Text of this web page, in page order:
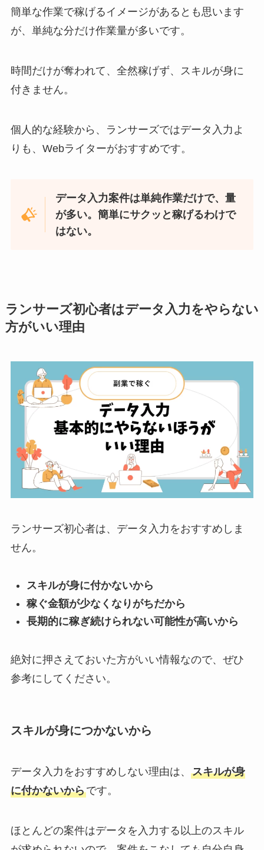
簡単な作業で稼げるイメージがあるとも思います
が、単純な分だけ作業量が多いです。
時間だけが奪われて、全然稼げず、スキルが身に
付きません。
個人的な経験から、ランサーズではデータ入力よ
りも、Webライターがおすすめです。
データ入力案件は単純作業だけで、量
が多い。簡単にサクッと稼げるわけで
はない。
ランサーズ初心者はデータ入力をやらない
方がいい理由
ランサーズ初心者は、データ入力をおすすめしま
せん。
スキルが身に付かないから
稼ぐ金額が少なくなりがちだから
長期的に稼ぎ続けられない可能性が高いから
絶対に押さえておいた方がいい情報なので、ぜひ
参考にしてください。
スキルが身につかないから
データ入力をおすすめしない理由は、 スキルが身
に付かないからです。
ほとんどの案件はデータを入力する以上のスキル